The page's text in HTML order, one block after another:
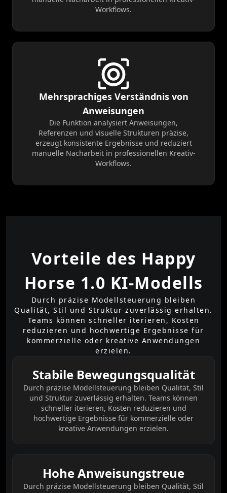
Workflows.
Mehrsprachiges Verständnis von
Anweisungen
Die Funktion analysiert Anweisungen,
Referenzen und visuelle Strukturen präzise,
erzeugt konsistente Ergebnisse und reduziert
manuelle Nacharbeit in professionellen Kreativ-
Workflows.
Vorteile des Happy
Horse 1.0 KI-Modells
Durch präzise Modellsteuerung bleiben
Qualität, Stil und Struktur zuverlässig erhalten.
Teams können schneller iterieren, Kosten
reduzieren und hochwertige Ergebnisse für
kommerzielle oder kreative Anwendungen
erzielen.
Stabile Bewegungsqualität
Durch präzise Modellsteuerung bleiben Qualität, Stil
und Struktur zuverlässig erhalten. Teams können
schneller iterieren, Kosten reduzieren und
hochwertige Ergebnisse für kommerzielle oder
kreative Anwendungen erzielen.
Hohe Anweisungstreue
Durch präzise Modellsteuerung bleiben Qualität, Stil